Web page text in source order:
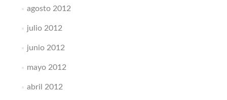
agosto 2012
julio 2012
junio 2012
mayo 2012
abril 2012